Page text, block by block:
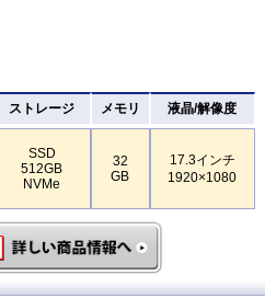
ストレージ メモリ 液晶/解像度
SSD
512GB
NVMe
32
GB
17.3インチ
1920×1080